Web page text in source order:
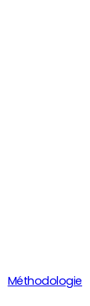
Méthodologie